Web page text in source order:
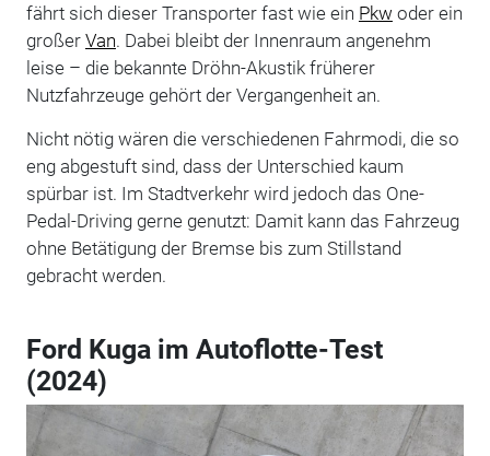
fährt sich dieser Transporter fast wie ein Pkw oder ein
großer Van. Dabei bleibt der Innenraum angenehm
leise – die bekannte Dröhn-Akustik früherer
Nutzfahrzeuge gehört der Vergangenheit an.
Nicht nötig wären die verschiedenen Fahrmodi, die so
eng abgestuft sind, dass der Unterschied kaum
spürbar ist. Im Stadtverkehr wird jedoch das One-
Pedal-Driving gerne genutzt: Damit kann das Fahrzeug
ohne Betätigung der Bremse bis zum Stillstand
gebracht werden.
Ford Kuga im Autoflotte-Test
(2024)